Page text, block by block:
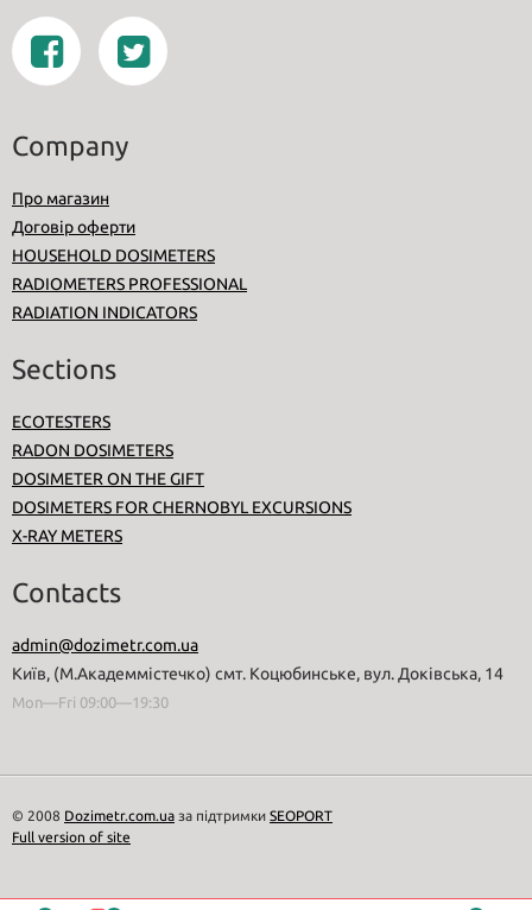
Company
Про магазин
Договір оферти
HOUSEHOLD DOSIMETERS
RADIOMETERS PROFESSIONAL
RADIATION INDICATORS
Sections
ECOTESTERS
RADON DOSIMETERS
DOSIMETER ON THE GIFT
DOSIMETERS FOR CHERNOBYL EXCURSIONS
X-RAY METERS
Contacts
admin@dozimetr.com.ua
Київ, (М.Академмістечко) смт. Коцюбинське, вул. Доківська, 14
Mon—Fri 09:00—19:30
© 2008 Dozimetr.com.ua за підтримки SEOPORT
Full version of site